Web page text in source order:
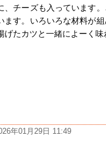
、チーズも入っています
ます。いろいろな材料が
げたカツと一緒によーく味
年01月29日 11:49